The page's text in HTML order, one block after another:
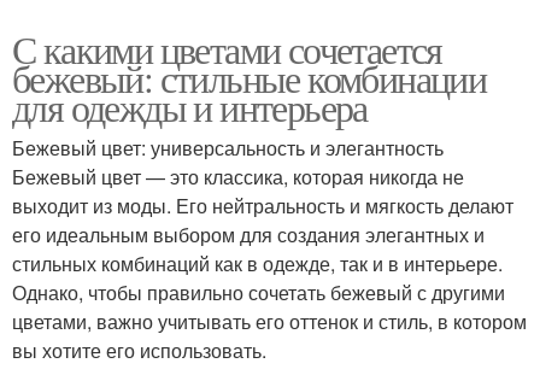
С какими цветами сочетается
бежевый: стильные комбинации
для одежды и интерьера
Бежевый цвет: универсальность и элегантность
Бежевый цвет — это классика, которая никогда не
выходит из моды. Его нейтральность и мягкость делают
его идеальным выбором для создания элегантных и
стильных комбинаций как в одежде, так и в интерьере.
Однако, чтобы правильно сочетать бежевый с другими
цветами, важно учитывать его оттенок и стиль, в котором
вы хотите его использовать.